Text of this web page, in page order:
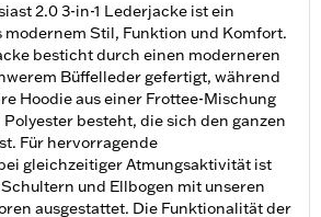
2.0 3-in-1 Lederjacke ist ein
modernem Stil, Funktion und Komfort.
besticht durch einen moderneren
Büffelleder gefertigt, während
Hoodie aus einer Frottee-Mischung
besteht, die sich den ganzen
Für hervorragende
gleichzeitiger Atmungsaktivität ist
und Ellbogen mit unseren
ausgestattet. Die Funktionalität der